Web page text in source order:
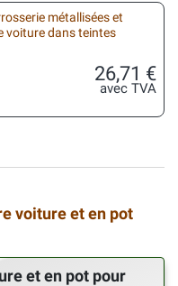
métallisées et
voiture dans teintes
26,71 €
avec TVA
voiture et en pot
et en pot pour